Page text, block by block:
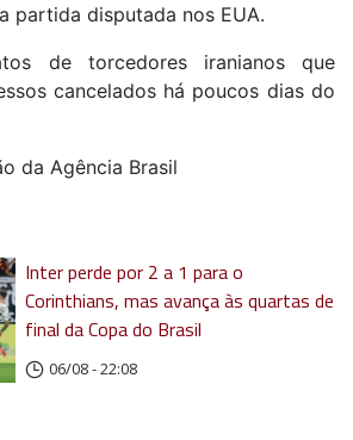
partida disputada nos EUA.
de torcedores iranianos que
cancelados há poucos dias do
da Agência Brasil
Inter perde por 2 a 1 para o
Corinthians, mas avança às quartas de
final da Copa do Brasil
06/08 - 22:08